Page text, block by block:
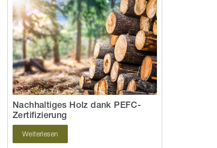
Nachhaltiges Holz dank PEFC-
Zertifizierung
Weiterlesen